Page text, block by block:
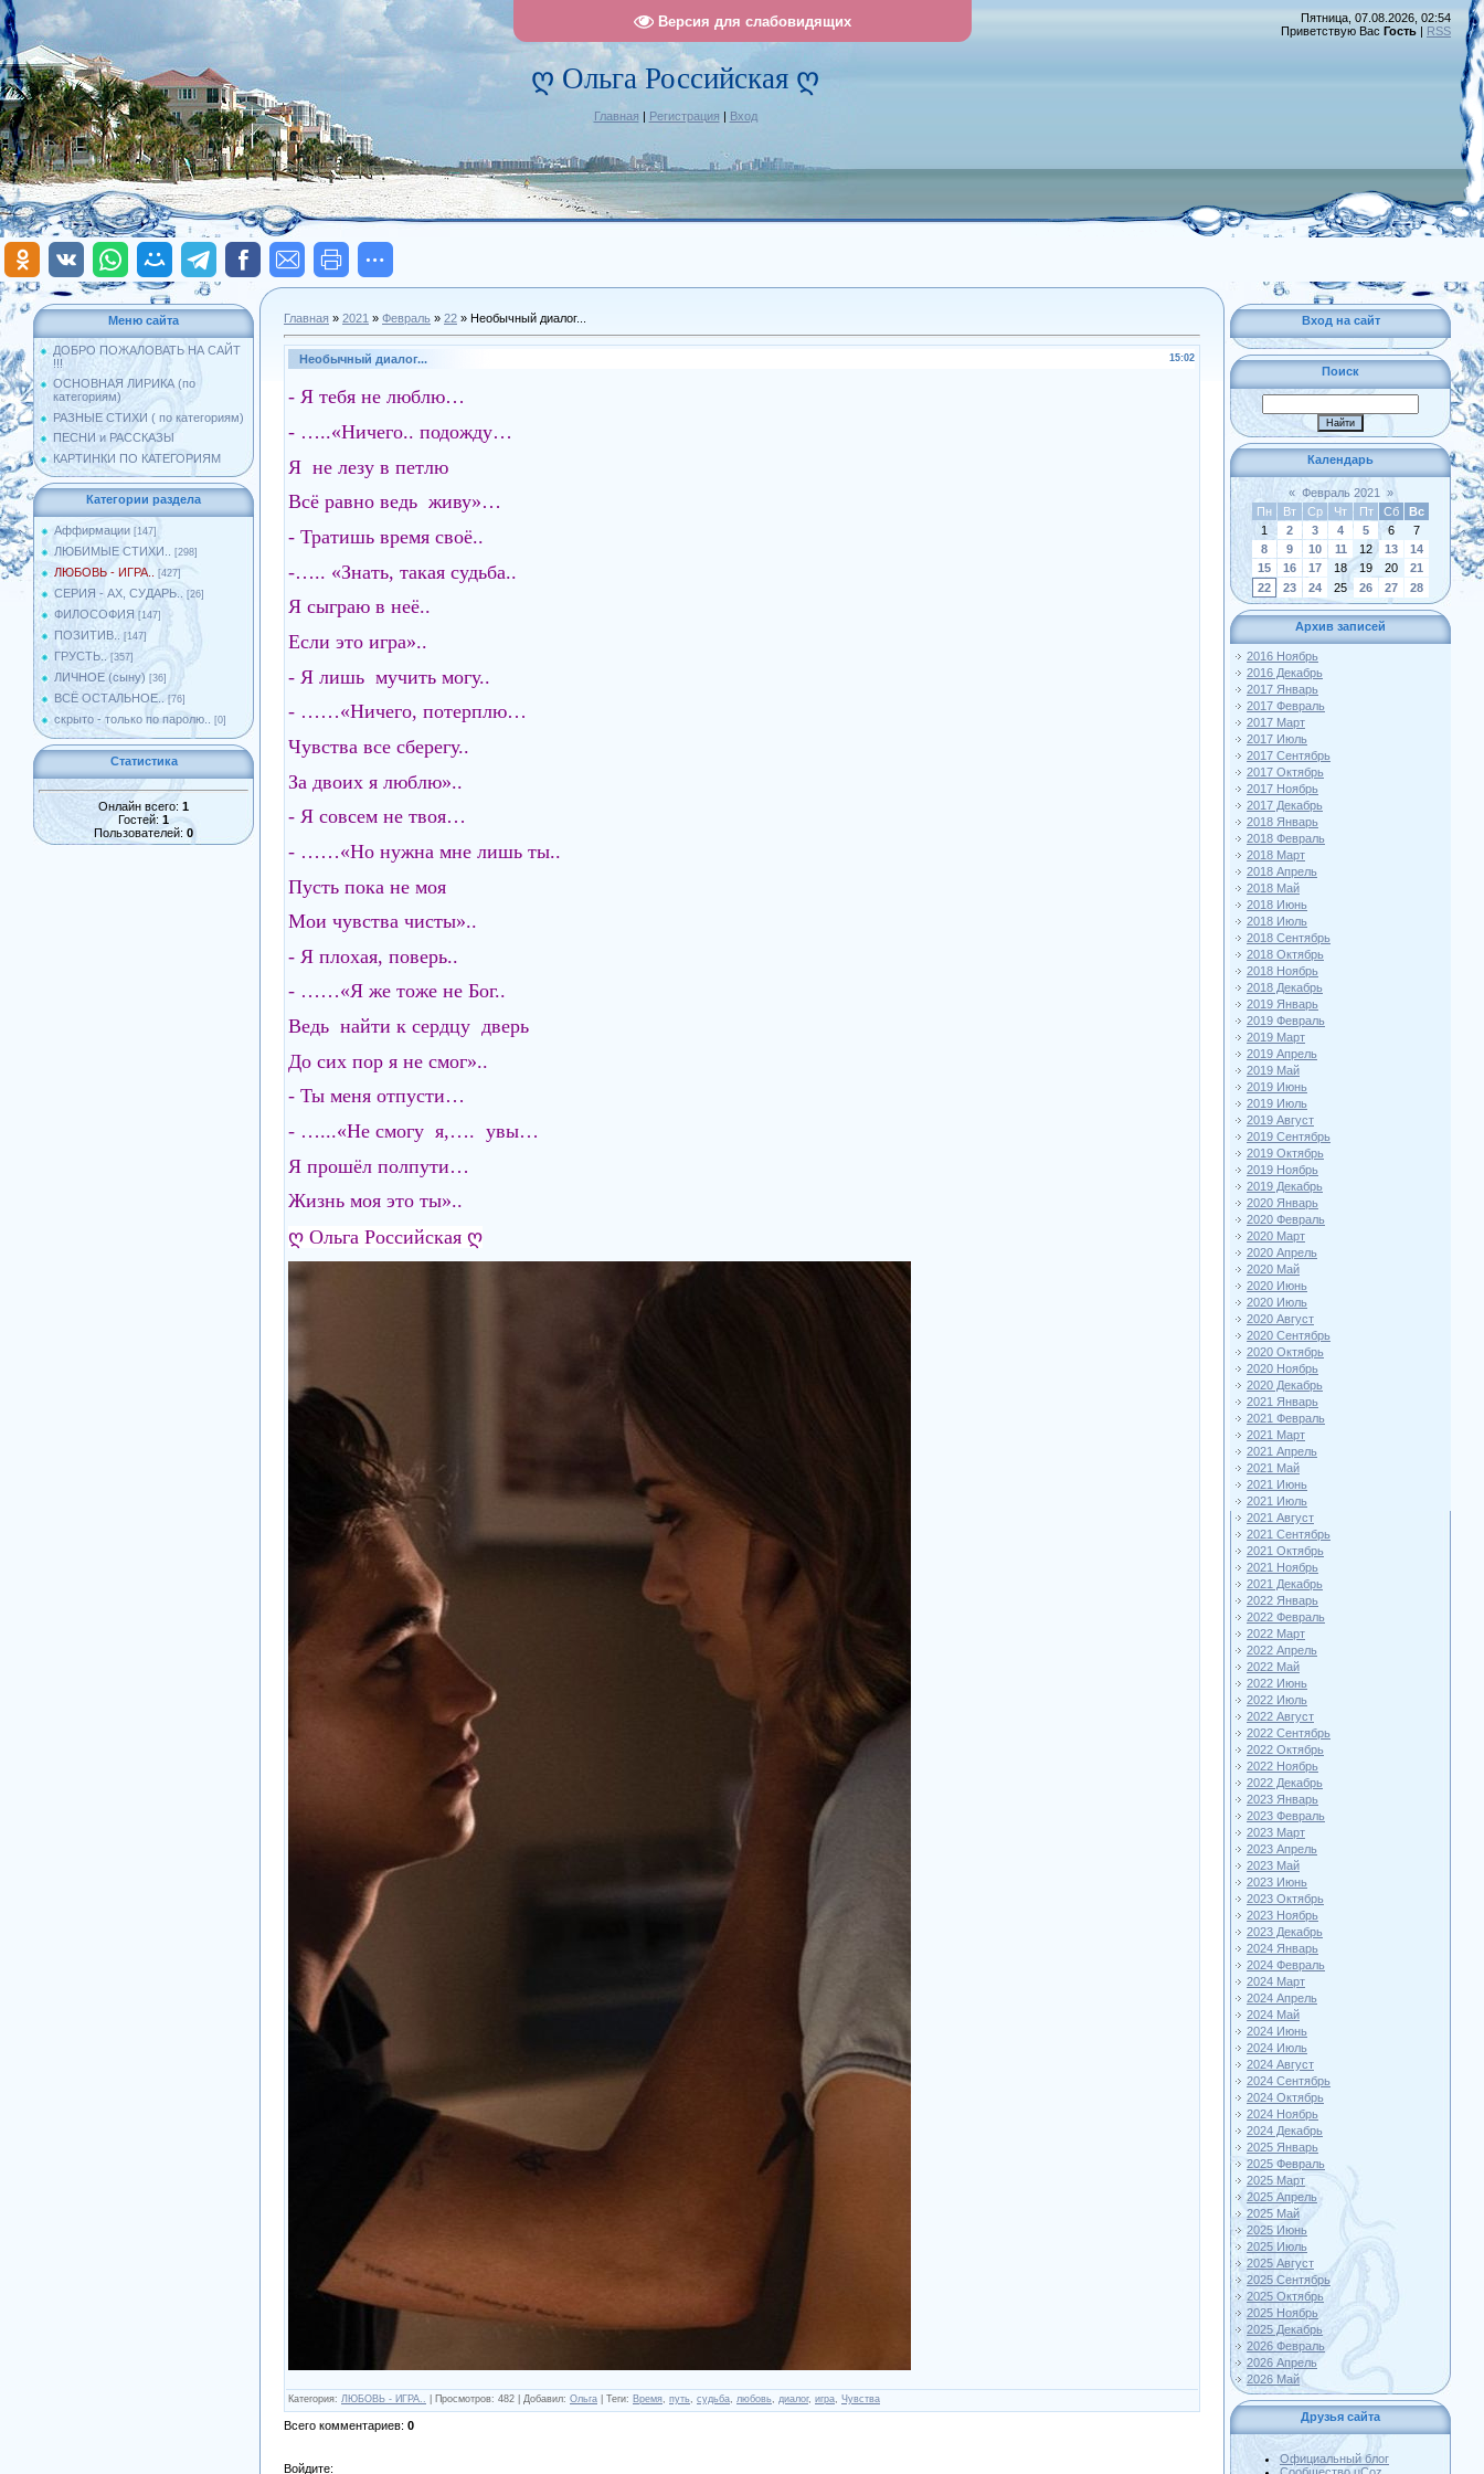
Версия для слабовидящих
ღ Ольга Российская ღ
Главная | Регистрация | Вход
Пятница, 07.08.2026, 02:54
Приветствую Вас Гость | RSS
Меню сайта
ДОБРО ПОЖАЛОВАТЬ НА САЙТ
!!!
ОСНОВНАЯ ЛИРИКА (по
категориям)
РАЗНЫЕ СТИХИ ( по категориям)
ПЕСНИ и РАССКАЗЫ
КАРТИНКИ ПО КАТЕГОРИЯМ
Категории раздела
Аффирмации [147]
ЛЮБИМЫЕ СТИХИ.. [298]
ЛЮБОВЬ - ИГРА.. [427]
СЕРИЯ - АХ, СУДАРЬ.. [26]
ФИЛОСОФИЯ [147]
ПОЗИТИВ.. [147]
ГРУСТЬ.. [357]
ЛИЧНОЕ (сыну) [36]
ВСЁ ОСТАЛЬНОЕ.. [76]
скрыто - только по паролю.. [0]
Статистика
Онлайн всего: 1
Гостей: 1
Пользователей: 0
Главная » 2021 » Февраль » 22 » Необычный диалог...
15:02
Необычный диалог...
- Я тебя не люблю…
- …..«Ничего.. подожду…
Я не лезу в петлю
Всё равно ведь живу»…
- Тратишь время своё..
-….. «Знать, такая судьба..
Я сыграю в неё..
Если это игра»..
- Я лишь мучить могу..
- ……«Ничего, потерплю…
Чувства все сберегу..
За двоих я люблю»..
- Я совсем не твоя…
- ……«Но нужна мне лишь ты..
Пусть пока не моя
Мои чувства чисты»..
- Я плохая, поверь..
- ……«Я же тоже не Бог..
Ведь найти к сердцу дверь
До сих пор я не смог»..
- Ты меня отпусти…
- …...«Не смогу я,…. увы…
Я прошёл полпути…
Жизнь моя это ты»..
ღ Ольга Российская ღ
Категория: ЛЮБОВЬ - ИГРА.. Просмотров: 482 Добавил: Ольга Теги: Время путь судьба любовь диалог, игра Чувства
Всего комментариев: 0
Войдите:
Вход на сайт
Поиск
Календарь
« Февраль 2021
»
Пн
Вт Ср Чт Пт Сб
Вс
1
2 3 4 5 6
7
8
9 10 11 12 13
14
15
16 17 18 19 20
21
22
23 24 25 26 27 28
Архив записей
2016 Ноябрь
2016 Декабрь
2017 Январь
2017 Февраль
2017 Март
2017 Июль
2017 Сентябрь
2017 Октябрь
2017 Ноябрь
2017 Декабрь
2018 Январь
2018 Февраль
2018 Март
2018 Апрель
2018 Май
2018 Июнь
2018 Июль
2018 Сентябрь
2018 Октябрь
2018 Ноябрь
2018 Декабрь
2019 Январь
2019 Февраль
2019 Март
2019 Апрель
2019 Май
2019 Июнь
2019 Июль
2019 Август
2019 Сентябрь
2019 Октябрь
2019 Ноябрь
2019 Декабрь
2020 Январь
2020 Февраль
2020 Март
2020 Апрель
2020 Май
2020 Июнь
2020 Июль
2020 Август
2020 Сентябрь
2020 Октябрь
2020 Ноябрь
2020 Декабрь
2021 Январь
2021 Февраль
2021 Март
2021 Апрель
2021 Май
2021 Июнь
2021 Июль
2021 Август
2021 Сентябрь
2021 Октябрь
2021 Ноябрь
2021 Декабрь
2022 Январь
2022 Февраль
2022 Март
2022 Апрель
2022 Май
2022 Июнь
2022 Июль
2022 Август
2022 Сентябрь
2022 Октябрь
2022 Ноябрь
2022 Декабрь
2023 Январь
2023 Февраль
2023 Март
2023 Апрель
2023 Май
2023 Июнь
2023 Октябрь
2023 Ноябрь
2023 Декабрь
2024 Январь
2024 Февраль
2024 Март
2024 Апрель
2024 Май
2024 Июнь
2024 Июль
2024 Август
2024 Сентябрь
2024 Октябрь
2024 Ноябрь
2024 Декабрь
2025 Январь
2025 Февраль
2025 Март
2025 Апрель
2025 Май
2025 Июнь
2025 Июль
2025 Август
2025 Сентябрь
2025 Октябрь
2025 Ноябрь
2025 Декабрь
2026 Февраль
2026 Апрель
2026 Май
Друзья сайта
Официальный блог